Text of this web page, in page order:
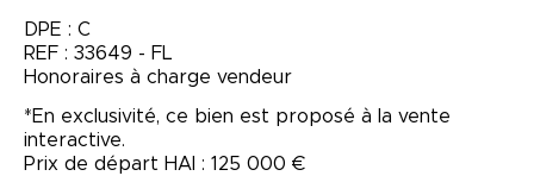
DPE : C
REF : 33649 - FL
Honoraires à charge vendeur
*En exclusivité, ce bien est proposé à la vente
interactive.
Prix de départ HAI : 125 000 €